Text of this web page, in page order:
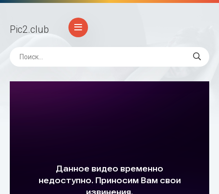
Pic2.club